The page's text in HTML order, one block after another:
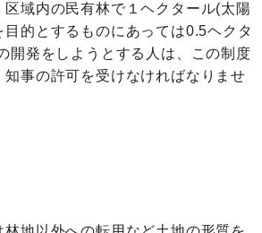
域内の民有林で１ヘクタール(太陽
的とするものにあっては0.5ヘクタ
開発をしようとする人は、この制度
事の許可を受けなければなりませ